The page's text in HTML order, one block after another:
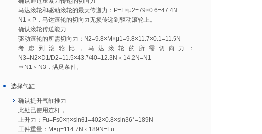
马达滚轮和驱动滚轮的最大传递力：P=F×μ2=79×0.6=47.4N
N1＜P，马达滚轮的切向力无损传递到驱动滚轮上。
确认滚轮传送能力
驱动滚轮的所需切向力：N2=9.8×M×μ1=9.8×11.7×0.1=11.5N
考虑到滚轮比，马达滚轮的所需切向力：
N3=N2×D1/D2=11.5×43.7/40=12.3N＜14.2N=N1
⇒N1＞N3，满足条件。
选择气缸
确认提升气缸推力
此处已使用连杆，
上升力：Fu=Fs0×η×sinθ1=402×0.8×sin36°=189N
工件重量：M×g=114.7N＜189N=Fu